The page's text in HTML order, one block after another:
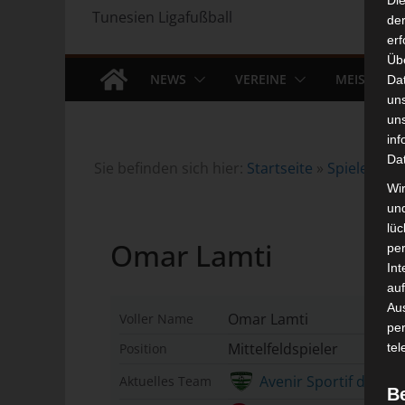
Tunesien Ligafußball
NEWS VEREINE
Sie befinden sich hier: Startseite » Spieler »
Omar Lamti
Voller Name Omar Lamti
Position Mittelfeldspieler
Aktuelles Team Avenir Sportif de